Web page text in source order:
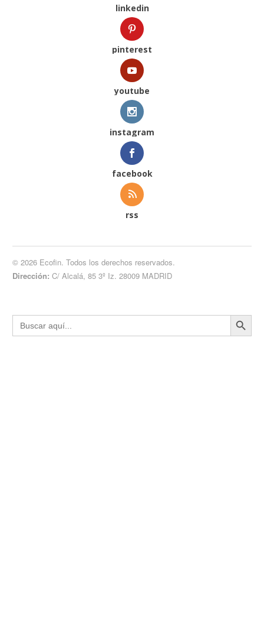
linkedin
pinterest
youtube
instagram
facebook
rss
© 2026 Ecofin. Todos los derechos reservados.
Dirección: C/ Alcalá, 85 3º Iz. 28009 MADRID
Buscar: Botón de búsqueda